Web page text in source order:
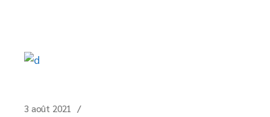
3 août 2021